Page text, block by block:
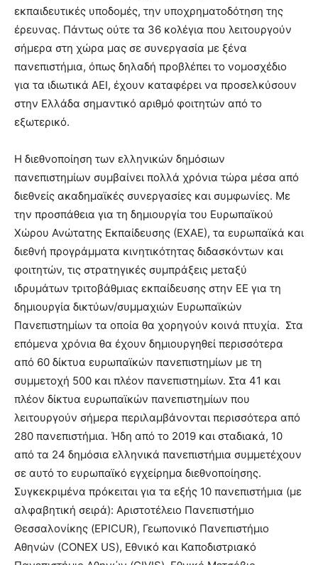
εκπαιδευτικές υποδομές, την υποχρηματοδότηση της
έρευνας. Πάντως ούτε τα 36 κολέγια που λειτουργούν
σήμερα στη χώρα μας σε συνεργασία με ξένα
πανεπιστήμια, όπως δηλαδή προβλέπει το νομοσχέδιο
για τα ιδιωτικά ΑΕΙ, έχουν καταφέρει να προσελκύσουν
στην Ελλάδα σημαντικό αριθμό φοιτητών από το
εξωτερικό.
Η διεθνοποίηση των ελληνικών δημόσιων
πανεπιστημίων συμβαίνει πολλά χρόνια τώρα μέσα από
διεθνείς ακαδημαϊκές συνεργασίες και συμφωνίες. Με
την προσπάθεια για τη δημιουργία του Ευρωπαϊκού
Χώρου Ανώτατης Εκπαίδευσης (ΕΧΑΕ), τα ευρωπαϊκά και
διεθνή προγράμματα κινητικότητας διδασκόντων και
φοιτητών, τις στρατηγικές συμπράξεις μεταξύ
ιδρυμάτων τριτοβάθμιας εκπαίδευσης στην ΕΕ για τη
δημιουργία δικτύων/συμμαχιών Ευρωπαϊκών
Πανεπιστημίων τα οποία θα χορηγούν κοινά πτυχία. Στα
επόμενα χρόνια θα έχουν δημιουργηθεί περισσότερα
από 60 δίκτυα ευρωπαϊκών πανεπιστημίων με τη
συμμετοχή 500 και πλέον πανεπιστημίων. Στα 41 και
πλέον δίκτυα ευρωπαϊκών πανεπιστημίων που
λειτουργούν σήμερα περιλαμβάνονται περισσότερα από
280 πανεπιστήμια. Ήδη από το 2019 και σταδιακά, 10
από τα 24 δημόσια ελληνικά πανεπιστήμια συμμετέχουν
σε αυτό το ευρωπαϊκό εγχείρημα διεθνοποίησης.
Συγκεκριμένα πρόκειται για τα εξής 10 πανεπιστήμια (με
αλφαβητική σειρά): Αριστοτέλειο Πανεπιστήμιο
Θεσσαλονίκης (EPICUR), Γεωπονικό Πανεπιστήμιο
Αθηνών (CONEX US), Εθνικό και Καποδιστριακό